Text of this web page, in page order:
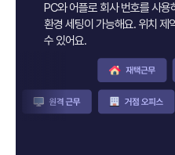
PC와 어플로 회사 번호를 사
환경 세팅이 가능해요. 위치 제
수 있어요.